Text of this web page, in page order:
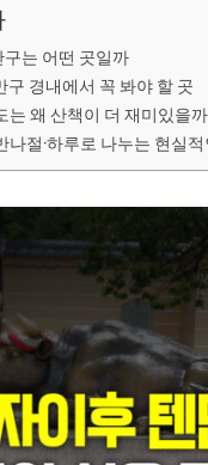
는 어떤 곳일까
구 경내에서 꼭 봐야 할 곳
는 왜 산책이 더 재미있을까
나절·하루로 나누는 현실적